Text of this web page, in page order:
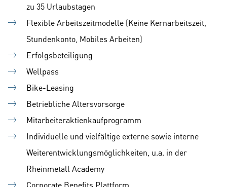
zu 35 Urlaubstagen
Flexible Arbeitszeitmodelle (Keine Kernarbeitszeit,
Stundenkonto, Mobiles Arbeiten)
Erfolgsbeteiligung
Wellpass
Bike-Leasing
Betriebliche Altersvorsorge
Mitarbeiteraktienkaufprogramm
Individuelle und vielfältige externe sowie interne
Weiterentwicklungsmöglichkeiten, u.a. in der
Rheinmetall Academy
Corporate Benefits Plattform